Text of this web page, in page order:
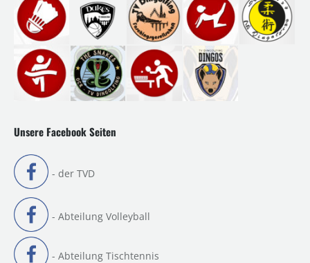
Unsere Facebook Seiten
- der TVD
- Abteilung Volleyball
- Abteilung Tischtennis